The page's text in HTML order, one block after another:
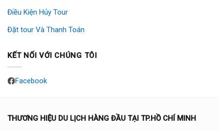
Điều Kiện Hủy Tour
Đặt tour Và Thanh Toán
KẾT NỐI VỚI CHÚNG TÔI
Facebook
THƯƠNG HIỆU DU LỊCH HÀNG ĐẦU TẠI TP.HỒ CHÍ MINH